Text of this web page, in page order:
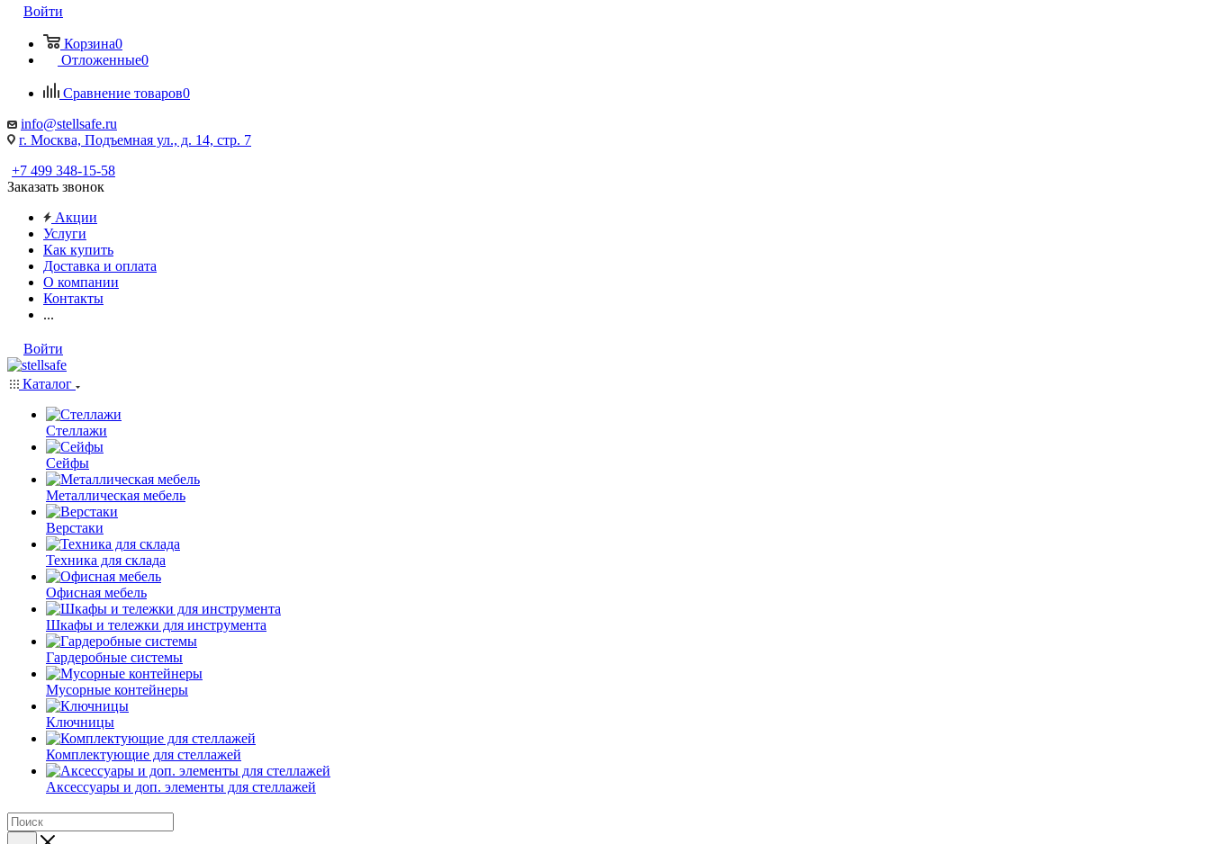
Войти
Корзина0
Отложенные0
Сравнение товаров0
info@stellsafe.ru
г. Москва, Подъемная ул., д. 14, стр. 7
+7 499 348-15-58
Заказать звонок
Акции
Услуги
Как купить
Доставка и оплата
О компании
Контакты
...
Войти
Каталог
Стеллажи
Сейфы
Металлическая мебель
Верстаки
Техника для склада
Офисная мебель
Шкафы и тележки для инструмента
Гардеробные системы
Мусорные контейнеры
Ключницы
Комплектующие для стеллажей
Аксессуары и доп. элементы для стеллажей